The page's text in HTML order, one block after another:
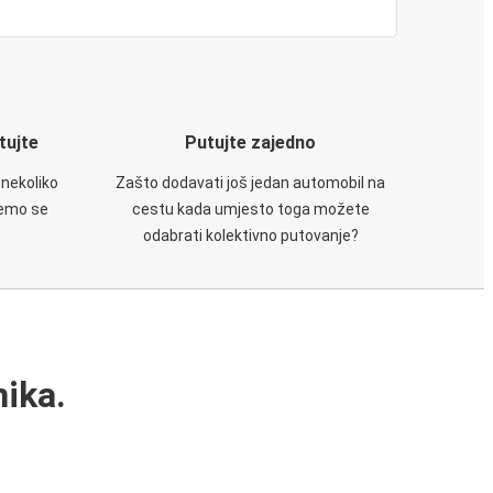
se
Putujte zajedno
Zašto dodavati još jedan automobil na
cestu kada umjesto toga možete
odabrati kolektivno putovanje?